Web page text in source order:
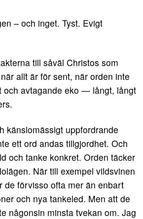
– och inget. Tyst. Evigt
till såväl Christos som
allt är för sent, när orden inte
och avtagande eko — långt, långt
känslomässigt uppfordrande
ett ord andas tillgjordhet. Och
och tanke konkret. Orden täcker
När till exempel vildsvinen
de förvisso ofta mer än enbart
och nya tankeled. Men att de
någonsin minsta tvekan om. Jag